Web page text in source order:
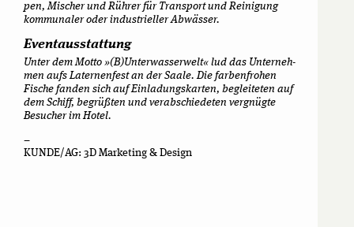
pen, Mischer und Rüh­rer für Trans­port und Rei­ni­gung
kom­mu­na­ler oder indus­tri­el­ler Abwässer.
Even­t­aus­stat­tung
Unter dem Motto »(B)Unterwasserwelt« lud das Unter­neh­
men aufs Later­nen­fest an der Saale. Die far­ben­fro­hen
Fische fan­den sich auf Ein­la­dungs­kar­ten, beglei­te­ten auf
dem Schiff, begrüß­ten und ver­ab­schie­de­ten ver­gnügte
Besu­cher im Hotel.
–
KUNDE/AG: 3D Mar­ke­ting & Design